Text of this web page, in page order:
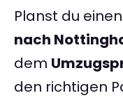
Planst du einen
nach
dem
den richtigen